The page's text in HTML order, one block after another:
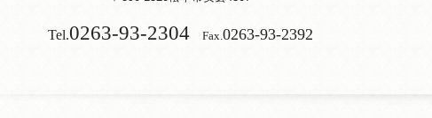
Tel.0263-93-2304 Fax. 0263-93-2392